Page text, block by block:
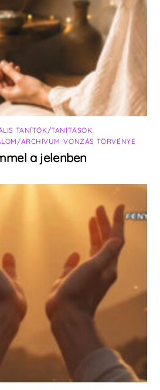
TANÍTÓK/TANÍTÁSOK
ARCHÍVUM ,VONZÁS TÖRVÉNYE
a jelenben